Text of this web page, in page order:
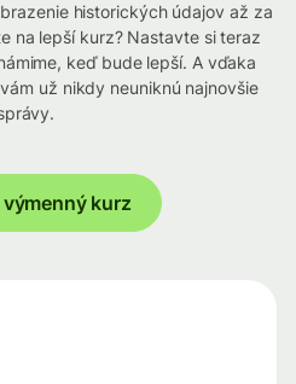
historických údajov až za
na lepší kurz? Nastavte si teraz
keď bude lepší. A vďaka
už nikdy neuniknú najnovšie
kurz